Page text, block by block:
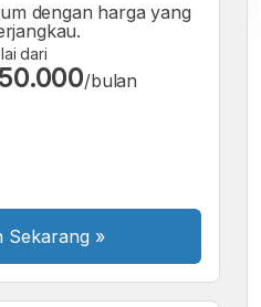
A A
Font
dengan harga yang
dari
/bulan
Sekarang »